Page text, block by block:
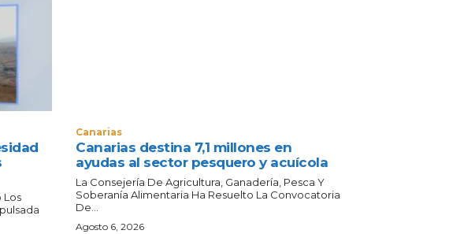
Los
Canarias
Canarias destina 7,1 millones en
ayudas al sector pesquero y acuícola
La Consejería De Agricultura, Ganadería, Pesca Y
Soberanía Alimentaria Ha Resuelto La Convocatoria
De...
Agosto 6, 2026